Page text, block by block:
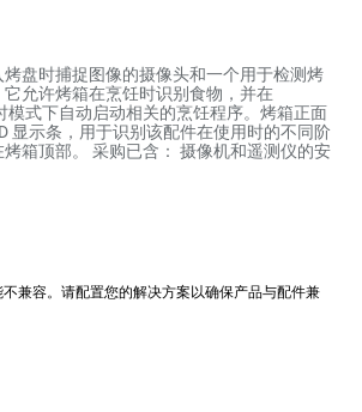
盘时捕捉图像的摄像头和一个用于检测烤
允许烤箱在烹饪时识别食物，并在
模式下自动启动相关的烹饪程序。烤箱正面
显示条，用于识别该配件在使用时的不同阶
箱顶部。 采购已含： 摄像机和遥测仪的安
兼容。请配置您的解决方案以确保产品与配件兼